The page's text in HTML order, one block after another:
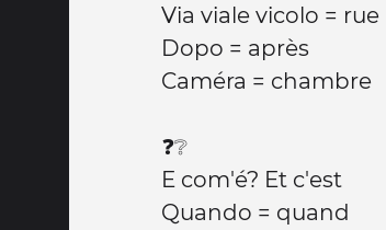
Via viale vicolo =
Dopo = après
Caméra = chambre
❓❔
E com'é? Et c'est
Quando = quand